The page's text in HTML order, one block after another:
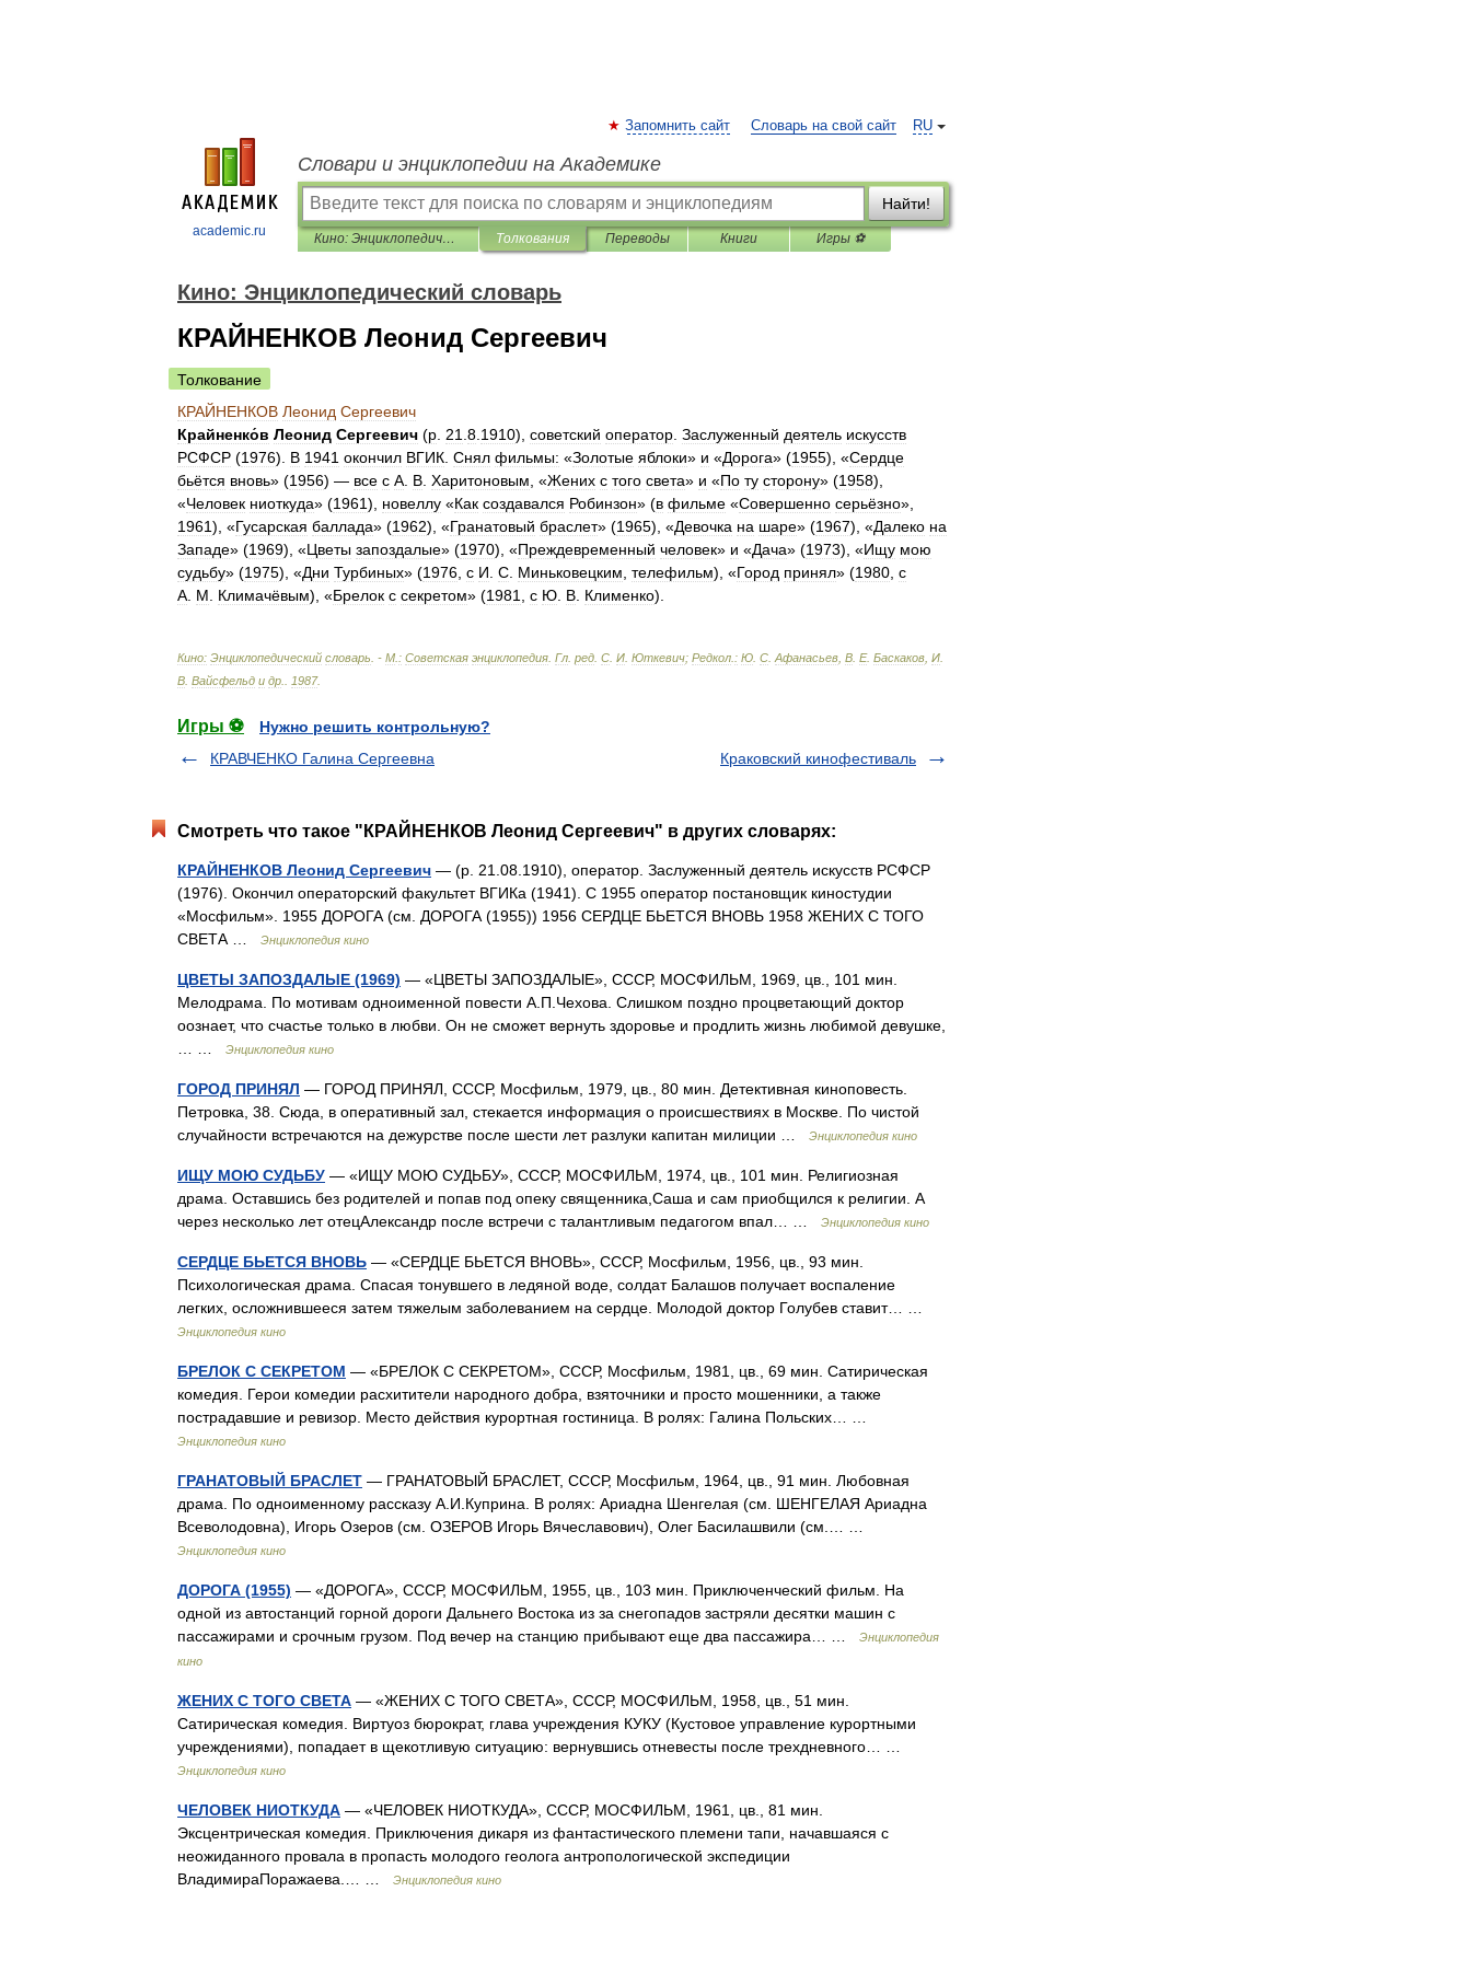
academic.ru
RU
Запомнить сайт Словарь на свой сайт
Словари и энциклопедии на Академике
Найти!
Кино: Энциклопедический словарь Толкования Переводы Книги Игры ⚽
Кино: Энциклопедический словарь
КРАЙНЕНКОВ Леонид Сергеевич
Толкование
КРАЙНЕНКОВ Леонид Сергеевич
Крайненко́в Леонид Сергеевич (р 21 8 1910), советский оператор Заслуженный деятель искусств
РСФСР (1976). В 1941 окончил ВГИК Снял фильмы: «Золотые яблоки» и «Дорога» (1955), «Сердце
бьётся вновь» (1956) — все с А В Харитоновым , «Жених с того света» и «По ту сторону» (1958),
«Человек ниоткуда» (1961), новеллу «Как создавался Робинзон» (в фильме «Совершенно серьёзно»,
1961), «Гусарская баллада» (1962), «Гранатовый браслет» (1965), «Девочка на шаре» (1967), «Далеко на
Западе» (1969), «Цветы запоздалые» (1970), «Преждевременный человек» и «Дача» (1973), «Ищу мою
судьбу» (1975), «Дни Турбиных» (1976 с И С Миньковецким телефильм), «Город принял» (1980 с
А М Климачёвым), «Брелок с секретом» (1981 с Ю В Клименко).
Кино: Энциклопедический словарь . - М : Советская энциклопедия Гл ред С И Юткевич; Редкол : Ю С Афанасьев В Е. Баскаков И
В Вайсфельд и др 1987.
Игры ⚽
Нужно решить контрольную?
КРАВЧЕНКО Галина Сергеевна
Краковский кинофестиваль
Смотреть что такое "КРАЙНЕНКОВ Леонид Сергеевич" в других словарях:
КРАЙНЕНКОВ Леонид Сергеевич — (р. 21.08.1910), оператор. Заслуженный деятель искусств РСФСР
(1976). Окончил операторский факультет ВГИКа (1941). С 1955 оператор постановщик киностудии
«Мосфильм». 1955 ДОРОГА (см. ДОРОГА (1955)) 1956 СЕРДЦЕ БЬЕТСЯ ВНОВЬ 1958 ЖЕНИХ С ТОГО
СВЕТА …
Энциклопедия кино
ЦВЕТЫ ЗАПОЗДАЛЫЕ (1969) — «ЦВЕТЫ ЗАПОЗДАЛЫЕ», СССР, МОСФИЛЬМ, 1969, цв., 101 мин.
Мелодрама. По мотивам одноименной повести А.П.Чехова. Слишком поздно процветающий доктор
оознает, что счастье только в любви. Он не сможет вернуть здоровье и продлить жизнь любимой девушке,
Энциклопедия кино
ГОРОД ПРИНЯЛ — ГОРОД ПРИНЯЛ, СССР, Мосфильм, 1979, цв., 80 мин. Детективная киноповесть.
Петровка, 38. Сюда, в оперативный зал, стекается информация о происшествиях в Москве. По чистой
случайности встречаются на дежурстве после шести лет разлуки капитан милиции …
Энциклопедия кино
ИЩУ МОЮ СУДЬБУ — «ИЩУ МОЮ СУДЬБУ», СССР, МОСФИЛЬМ, 1974, цв., 101 мин. Религиозная
драма. Оставшись без родителей и попав под опеку священника,Саша и сам приобщился к религии. А
через несколько лет отецАлександр после встречи с талантливым педагогом впал… …
Энциклопедия кино
СЕРДЦЕ БЬЕТСЯ ВНОВЬ — «СЕРДЦЕ БЬЕТСЯ ВНОВЬ», СССР, Мосфильм, 1956, цв., 93 мин.
Психологическая драма. Спасая тонувшего в ледяной воде, солдат Балашов получает воспаление
легких, осложнившееся затем тяжелым заболеванием на сердце. Молодой доктор Голубев ставит… …
Энциклопедия кино
БРЕЛОК С СЕКРЕТОМ — «БРЕЛОК С СЕКРЕТОМ», СССР, Мосфильм, 1981, цв., 69 мин. Сатирическая
комедия. Герои комедии расхитители народного добра, взяточники и просто мошенники, а также
пострадавшие и ревизор. Место действия курортная гостиница. В ролях: Галина Польских… …
Энциклопедия кино
ГРАНАТОВЫЙ БРАСЛЕТ — ГРАНАТОВЫЙ БРАСЛЕТ, СССР, Мосфильм, 1964, цв., 91 мин. Любовная
драма. По одноименному рассказу А.И.Куприна. В ролях: Ариадна Шенгелая (см. ШЕНГЕЛАЯ Ариадна
Всеволодовна), Игорь Озеров (см. ОЗЕРОВ Игорь Вячеславович), Олег Басилашвили (см.… …
Энциклопедия кино
ДОРОГА (1955) — «ДОРОГА», СССР, МОСФИЛЬМ, 1955, цв., 103 мин. Приключенческий фильм. На
одной из автостанций горной дороги Дальнего Востока из за снегопадов застряли десятки машин с
пассажирами и срочным грузом. Под вечер на станцию прибывают еще два пассажира… …
Энциклопедия
кино
ЖЕНИХ С ТОГО СВЕТА — «ЖЕНИХ С ТОГО СВЕТА», СССР, МОСФИЛЬМ, 1958, цв., 51 мин.
Сатирическая комедия. Виртуоз бюрократ, глава учреждения КУКУ (Кустовое управление курортными
учреждениями), попадает в щекотливую ситуацию: вернувшись отневесты после трехдневного… …
Энциклопедия кино
ЧЕЛОВЕК НИОТКУДА — «ЧЕЛОВЕК НИОТКУДА», СССР, МОСФИЛЬМ, 1961, цв., 81 мин.
Эксцентрическая комедия. Приключения дикаря из фантастического племени тапи, начавшаяся с
неожиданного провала в пропасть молодого геолога антропологической экспедиции
ВладимираПоражаева.… …
Энциклопедия кино